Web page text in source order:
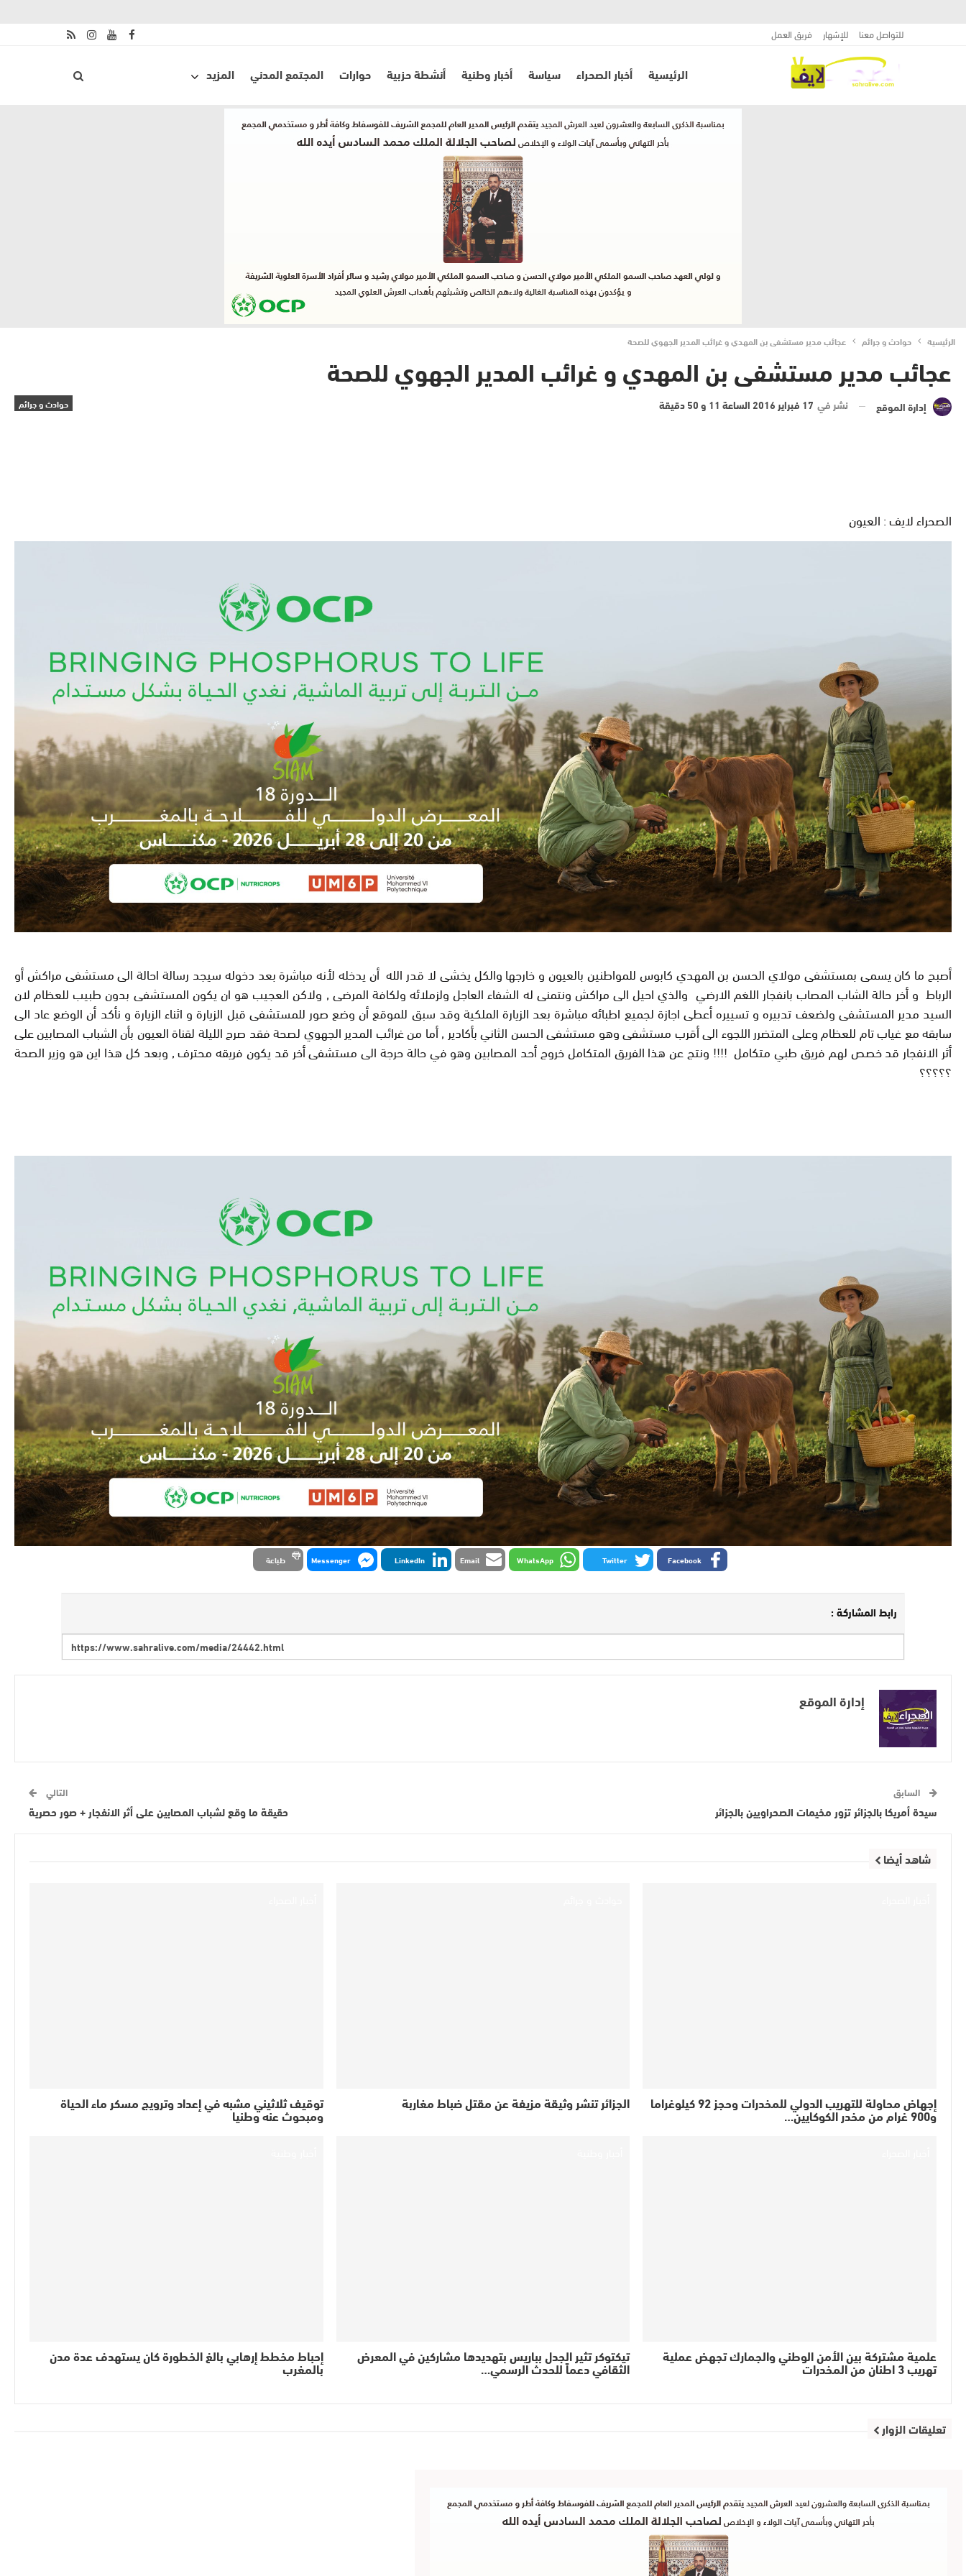
للتواصل معنا للإشهار فريق العمل
الرئيسية أخبار الصحراء سياسة أخبار وطنية أنشطة حزبية حوارات المجتمع المدني المزيد
الرئيسية حوادث و جرائم عجائب مدير مستشفى بن المهدي و غرائب المدير الجهوي للصحة
عجائب مدير مستشفى بن المهدي و غرائب المدير الجهوي للصحة
حوادث و جرائم إدارة الموقع نشر في 17 فبراير 2016 الساعة 11 و 50 دقيقة
الصحراء لايف : العيون
أصبح ما كان يسمى بمستشفى مولاي الحسن بن المهدي كابوس للمواطنين بالعيون و خارجها والكل يخشى لا قدر الله أن يدخله لأنه مباشرة بعد دخوله سيجد رسالة احالة الى مستشفى مراكش أو
الرباط و أخر حالة الشاب المصاب بانفجار اللغم الارضي والذي احيل الى مراكش ونتمنى له الشفاء العاجل ولزملائه ولكافة المرضى , ولاكن العجيب هو ان يكون المستشفى بدون طبيب للعظام لان
السيد مدير المستشفى ولضعف تدبيره و تسييره أعطى اجازة لجميع اطبائه مباشرة بعد الزيارة الملكية وقد سبق للموقع أن وضع صور للمستشفى قبل الزيارة و اثناء الزيارة و نأكد أن الوضع عاد الى
سابقه مع غياب تام للعظام وعلى المتضرر اللجوء الى أقرب مستشفى وهو مستشفى الحسن الثاني بأكادير , أما من غرائب المدير الجهوي لصحة فقد صرح الليلة لقناة العيون بأن الشباب المصابين على
أثر الانفجار قد خصص لهم فريق طبي متكامل !!!! ونتج عن هذا الفريق المتكامل خروج أحد المصابين وهو في حالة حرجة الى مستشفى أخر قد يكون فريقه محترف , وبعد كل هذا اين هو وزير الصحة
؟؟؟؟؟
Facebook
Twitter
WhatsApp
Email
LinkedIn
Messenger طباعة
رابط المشاركة :
إدارة الموقع
السابق
سيدة أمريكا بالجزائر تزور مخيمات الصحراويين بالجزائر
التالي
حقيقة ما وقع لشباب المصابين على أثر الانفجار + صور حصرية
شاهد أيضا
إجهاض محاولة للتهريب الدولي للمخدرات وحجز 92 كيلوغراما
و900 غرام من مخدر الكوكايين…
الجزائر تنشر وثيقة مزيفة عن مقتل ضباط مغاربة توقيف ثلاثيني مشبه في إعداد وترويج مسكر ماء الحياة
ومبحوث عنه وطنيا
علمية مشتركة بين الأمن الوطني والجمارك تجهض عملية
تهريب 3 اطنان من المخدرات
تيكتوكر تثير الجدل بباريس بتهديدها مشاركين في المعرض
الثقافي دعماً للحدث الرسمي…
إحباط مخطط إرهابي بالغ الخطورة كان يستهدف عدة مدن
بالمغرب
تعليقات الزوار